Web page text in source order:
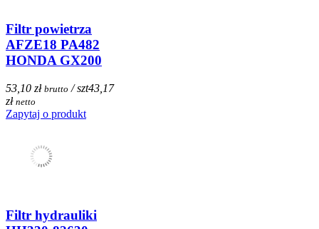
Filtr powietrza
AFZE18 PA482
HONDA GX200
53,10 zł brutto / szt43,17
zł netto
Zapytaj o produkt
Filtr hydrauliki